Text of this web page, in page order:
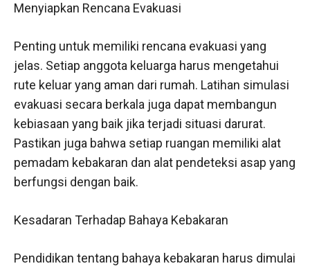
Menyiapkan Rencana Evakuasi
Penting untuk memiliki rencana evakuasi yang
jelas. Setiap anggota keluarga harus mengetahui
rute keluar yang aman dari rumah. Latihan simulasi
evakuasi secara berkala juga dapat membangun
kebiasaan yang baik jika terjadi situasi darurat.
Pastikan juga bahwa setiap ruangan memiliki alat
pemadam kebakaran dan alat pendeteksi asap yang
berfungsi dengan baik.
Kesadaran Terhadap Bahaya Kebakaran
Pendidikan tentang bahaya kebakaran harus dimulai